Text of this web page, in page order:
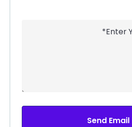
Send Email